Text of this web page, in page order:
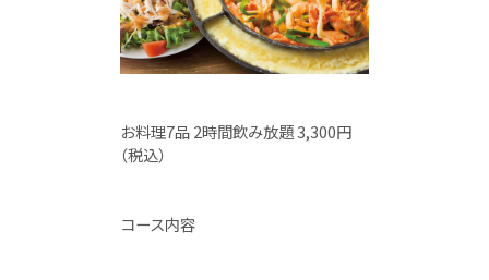
お料理7品 2時間飲み放題 3,300円
（税込）
コース内容